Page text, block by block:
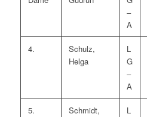
–
A
4.
Schulz,
Helga
L
G
–
A
5. Schmidt, L